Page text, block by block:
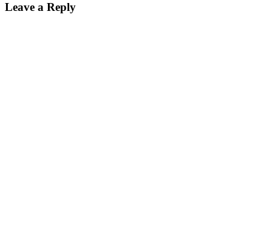
Leave a Reply